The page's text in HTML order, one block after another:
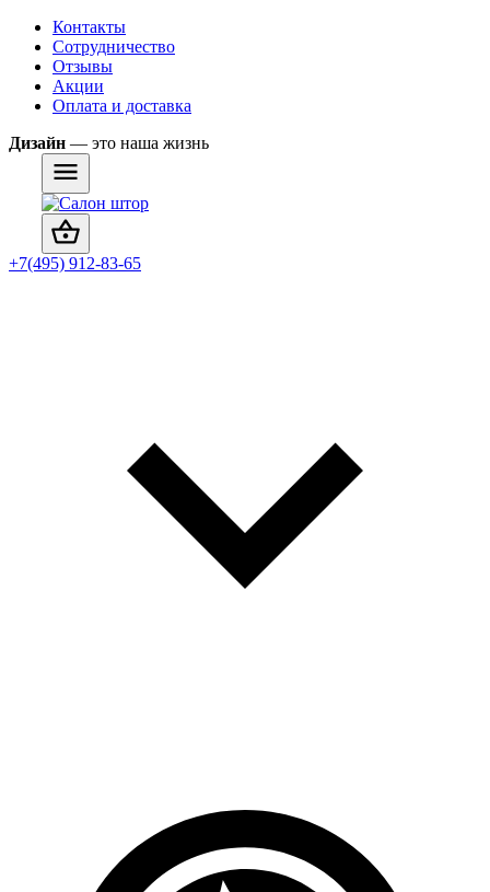
Контакты
Сотрудничество
Отзывы
Акции
Оплата и доставка
Дизайн — это наша жизнь
+7(495) 912-83-65